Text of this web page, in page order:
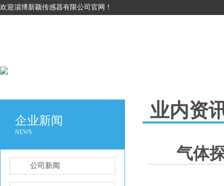
欢迎淄博新颖传感器有限公司官网！
企业新闻
NEWS
公司新闻
业内资
气体